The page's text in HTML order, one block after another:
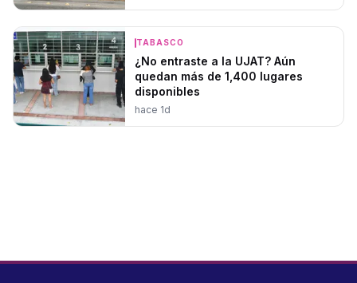
TABASCO
¿No entraste a la UJAT? Aún
quedan más de 1,400 lugares
disponibles
hace 1d